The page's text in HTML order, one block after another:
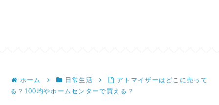
ホーム 日常生活
アトマイザーはどこに売って
る？100均やホームセンターで買える？